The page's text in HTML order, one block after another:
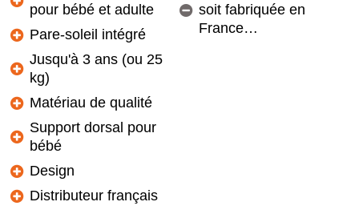
pour bébé et adulte
Pare-soleil intégré
Jusqu'à 3 ans (ou 25
kg)
Matériau de qualité
Support dorsal pour
bébé
Design
Distributeur français
soit fabriquée en
France…